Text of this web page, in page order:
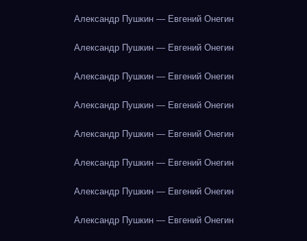
Александр Пушкин — Евгений Онегин
Александр Пушкин — Евгений Онегин
Александр Пушкин — Евгений Онегин
Александр Пушкин — Евгений Онегин
Александр Пушкин — Евгений Онегин
Александр Пушкин — Евгений Онегин
Александр Пушкин — Евгений Онегин
Александр Пушкин — Евгений Онегин